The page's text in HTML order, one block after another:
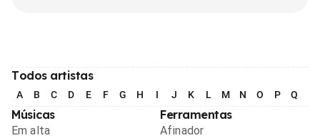
Todos artistas
A B C D E F G H I J K L M N O P Q
Músicas
Em alta
Ferramentas
Afinador